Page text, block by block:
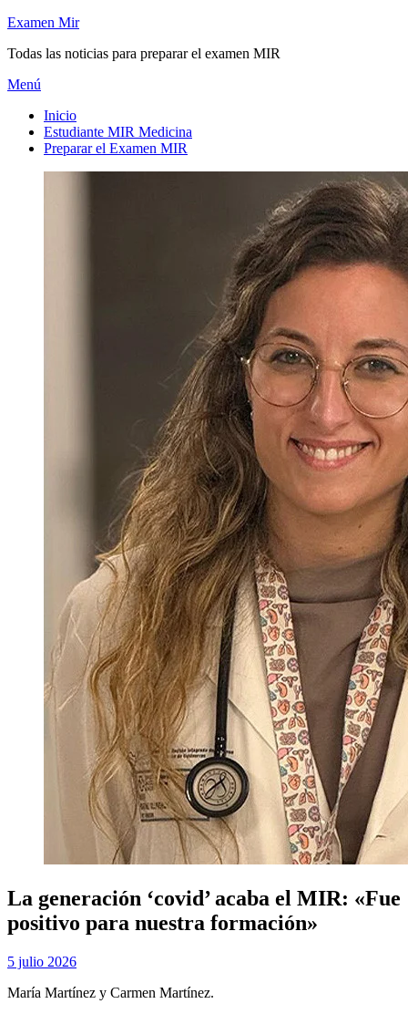
Saltar
contenido
Examen Mir
Todas las noticias para preparar el examen MIR
Menú
Inicio
Estudiante MIR Medicina
Preparar el Examen MIR
La generación ‘covid’ acaba el MIR: «Fue
positivo para nuestra formación»
porExamen MIR
Publicada
5 julio 2026
María Martínez y Carmen Martínez.